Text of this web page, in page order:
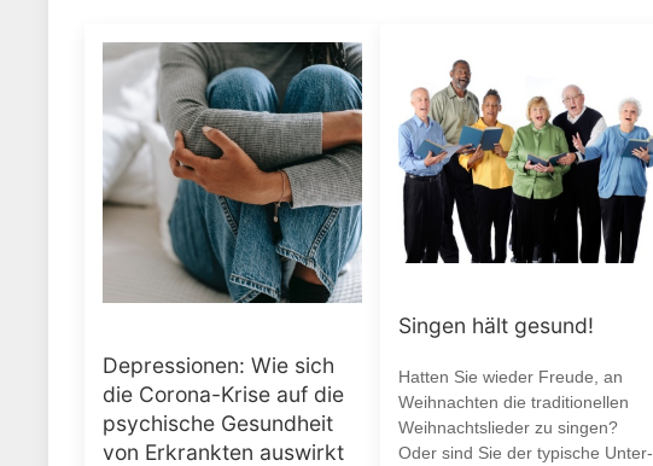
Depressionen: Wie sich
die Corona-Krise auf die
psychische Gesundheit
von Erkrankten auswirkt
Singen hält gesund!
Hatten Sie wieder Freude, an
Weihnachten die traditionellen
Weihnachtslieder zu singen?
Oder sind Sie der typische Unter-